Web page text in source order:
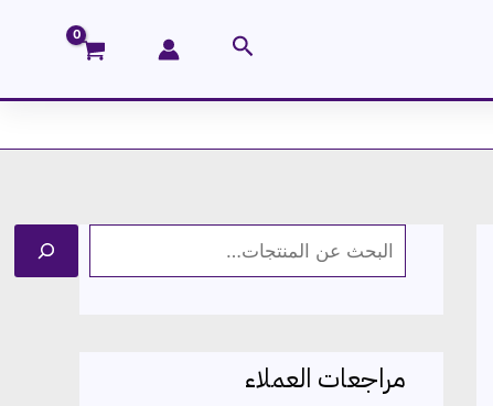
البحث
ل
ث
مراجعات العملاء